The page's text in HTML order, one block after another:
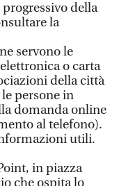
della
la
servono le
o carta
della città
persone in
domanda online
al telefono).
utili.
in piazza
che ospita lo